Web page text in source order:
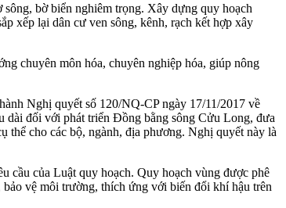
bờ biển nghiêm trọng. Xây dựng quy hoạch
xếp lại dân cư ven sông, kênh, rạch kết hợp xây
chuyên môn hóa, chuyên nghiệp hóa, giúp nông
Nghị quyết số 120/NQ-CP ngày 17/11/2017 về
dài đối với phát triển Đồng bằng sông Cửu Long, đưa
thể cho các bộ, ngành, địa phương. Nghị quyết này là
cầu của Luật quy hoạch. Quy hoạch vùng được phê
vệ môi trường, thích ứng với biến đổi khí hậu trên